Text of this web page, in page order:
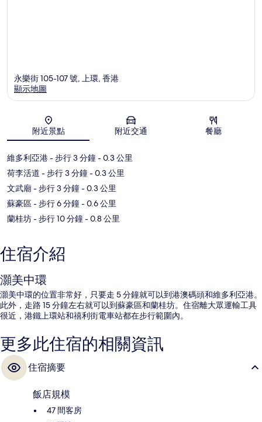
地圖
永樂街 105-107 號, 上環, 香港
顯示地圖
附近景點 附近交通 餐廳
維多利亞港- 步行 3 分鐘- 0.3 公里
荷李活道 - 步行 3 分鐘- 0.3 公里
文武廟 - 步行 3 分鐘- 0.3 公里
蘇豪區- 步行 6 分鐘- 0.6 公里
蘭桂坊- 步行 10 分鐘- 0.8 公里
住宿介紹
灝美中環
灝美中環的位置非常好，只要走 5 分鐘就可以到港澳碼頭和維多利亞港。
此外，走路 15 分鐘左右就可以到蘇豪區和蘭桂坊。住宿離大眾運輸工具
很近，港鐵上環站和禧利街電車站都在步行範圍內。
更多此住宿的相關資訊
住宿摘要
飯店規模
47 間客房